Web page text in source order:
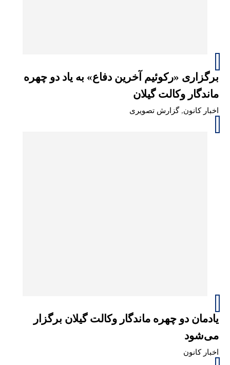
برگزاری «رکوئیم آخرین دفاع» به یاد دو چهره
ماندگار وکالت گیلان
اخبار کانون,گزارش تصویری
یادمان دو چهره ماندگار وکالت گیلان برگزار
می‌شود
اخبار کانون